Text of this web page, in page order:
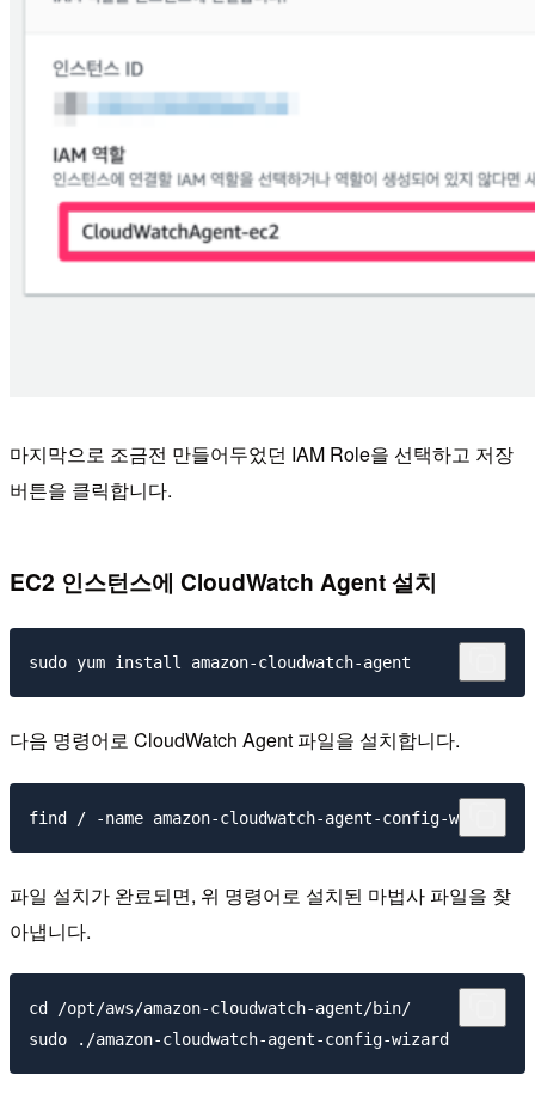
마지막으로 조금전 만들어두었던 IAM Role을 선택하고 저장
버튼을 클릭합니다.
EC2 인스턴스에 CloudWatch Agent 설치
다음 명령어로 CloudWatch Agent 파일을 설치합니다.
파일 설치가 완료되면, 위 명령어로 설치된 마법사 파일을 찾
아냅니다.
cd /opt/aws/amazon-cloudwatch-agent/bin/